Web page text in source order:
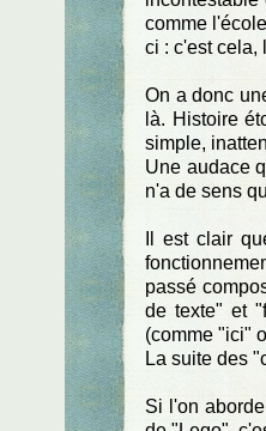
comme
ci : c'est cela,
On a donc
là. Histoire
simple,
Une audace
n'a de sens
Il est clair
passé
de texte" et
(comme "ici"
La suite des
Si l'on